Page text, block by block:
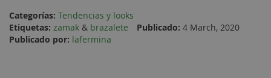
Categorías: Tendencias y looks
Etiquetas: zamak & brazalete Publicado: 4 March, 2020
Publicado por: lafermina